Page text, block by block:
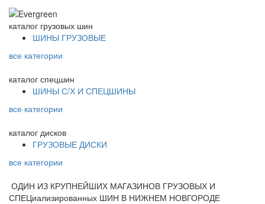
каталог грузовых шин
ШИНЫ ГРУЗОВЫЕ
все категории
каталог спецшин
ШИНЫ С/Х И СПЕЦШИНЫ
все категории
каталог дисков
ГРУЗОВЫЕ ДИСКИ
все категории
ОДИН ИЗ КРУПНЕЙШИХ МАГАЗИНОВ ГРУЗОВЫХ И
СПЕЦиализированных ШИН В НИЖНЕМ НОВГОРОДЕ